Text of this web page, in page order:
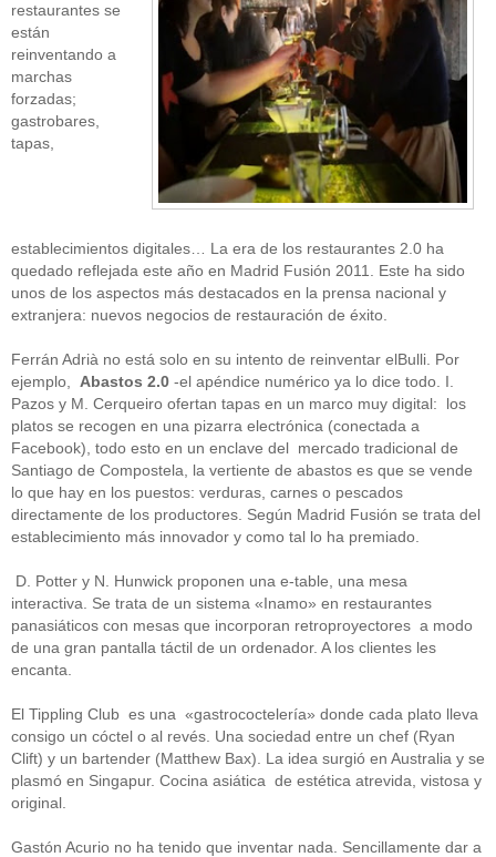
restaurantes se
están
reinventando a
marchas
forzadas;
gastrobares,
tapas,
establecimientos digitales… La era de los restaurantes 2.0 ha
quedado reflejada este año en Madrid Fusión 2011. Este ha sido
unos de los aspectos más destacados en la prensa nacional y
extranjera: nuevos negocios de restauración de éxito.
Ferrán Adrià no está solo en su intento de reinventar elBulli. Por
ejemplo,
Abastos 2.0 -el apéndice numérico ya lo dice todo. I.
Pazos y M. Cerqueiro ofertan tapas en un marco muy digital: los
platos se recogen en una pizarra electrónica (conectada a
Facebook), todo esto en un enclave del mercado tradicional de
Santiago de Compostela, la vertiente de abastos es que se vende
lo que hay en los puestos: verduras, carnes o pescados
directamente de los productores. Según Madrid Fusión se trata del
establecimiento más innovador y como tal lo ha premiado.
D. Potter y N. Hunwick proponen una e-table, una mesa
interactiva. Se trata de un sistema «Inamo» en restaurantes
panasiáticos con mesas que incorporan retroproyectores a modo
de una gran pantalla táctil de un ordenador. A los clientes les
encanta.
El Tippling Club es una «gastrococtelería» donde cada plato lleva
consigo un cóctel o al revés. Una sociedad entre un chef (Ryan
Clift) y un bartender (Matthew Bax). La idea surgió en Australia y se
plasmó en Singapur. Cocina asiática de estética atrevida, vistosa y
original.
Gastón Acurio no ha tenido que inventar nada. Sencillamente dar a